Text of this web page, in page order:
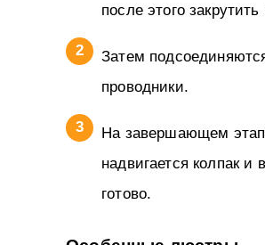
после этого закрутить
Затем
проводники.
На завершающем
надвигается колпак и
готово.